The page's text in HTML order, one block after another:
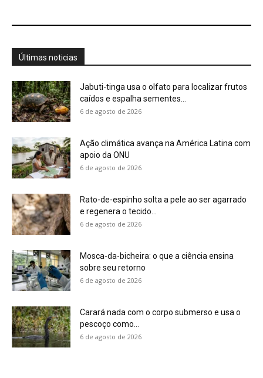
Últimas noticias
Jabuti-tinga usa o olfato para localizar frutos
caídos e espalha sementes...
6 de agosto de 2026
Ação climática avança na América Latina com
apoio da ONU
6 de agosto de 2026
Rato-de-espinho solta a pele ao ser agarrado
e regenera o tecido...
6 de agosto de 2026
Mosca-da-bicheira: o que a ciência ensina
sobre seu retorno
6 de agosto de 2026
Carará nada com o corpo submerso e usa o
pescoço como...
6 de agosto de 2026